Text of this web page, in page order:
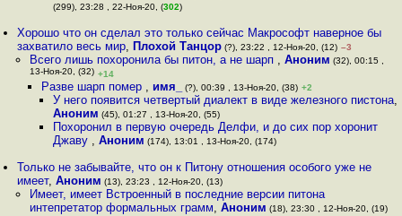
(299), 23:28 , 22-Ноя-20, (302)
Хорошо что он сделал это только сейчас Макрософт наверное бы
захватило весь мир, Плохой Танцор (?), 23:22 , 12-Ноя-20, (12) –3
Всего лишь похоронила бы питон, а не шарп , Аноним (32), 00:15 ,
13-Ноя-20, (32) +14
Разве шарп помер , имя_ (?), 00:39 , 13-Ноя-20, (38) +2
У него появится четвертый диалект в виде железного пистона,
Аноним (45), 01:27 , 13-Ноя-20, (55)
Похоронил в первую очередь Делфи, и до сих пор хоронит
Джаву ,Аноним (174), 13:01 , 13-Ноя-20, (174)
Только не забывайте, что он к Питону отношения особого уже не
имеет,Аноним (13), 23:23 , 12-Ноя-20, (13)
Имеет, имеет Встроенный в последние версии питона
интепретатор формальных грамм, Аноним (18), 23:30 , 12-Ноя-20, (19)